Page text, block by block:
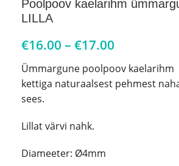
Poolpoov kaelarihm
LILLA
€16.00 – €17.00
Ümmargune poolpoov kaelarihm
kettiga naturaalsest pehmest
sees.
Lillat värvi nahk.
Diameeter: Ø4mm